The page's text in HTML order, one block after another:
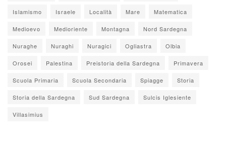
Islamismo Israele Località Mare Matematica
Medioevo Medioriente Montagna Nord Sardegna
Nuraghe Nuraghi Nuragici Ogliastra Olbia
Orosei Palestina Preistoria della Sardegna Primavera
Scuola Primaria Scuola Secondaria Spiagge Storia
Storia della Sardegna Sud Sardegna Sulcis Iglesiente
Villasimius